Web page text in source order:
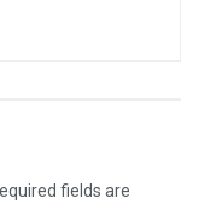
fields are